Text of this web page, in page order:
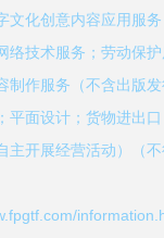
文化创意内容应用服
络技术服务；劳动保
制作服务（不含出版
平面设计；货物进出
主开展经营活动）（